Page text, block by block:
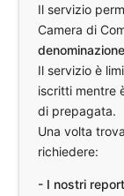
Il servizio
Camera di
denominazione
Il servizio è
iscritti mentre
di prepagata.
Una volta
richiedere:
- I nostri